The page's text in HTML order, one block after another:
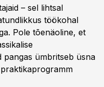
– sel lihtsal
töökohal
Pole tõenäoline, et
pangas ümbritseb üsna